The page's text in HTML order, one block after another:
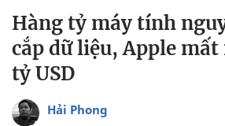
Hàng tỷ máy tính
cắp dữ liệu, Apple
tỷ USD
Hải Phong